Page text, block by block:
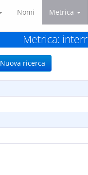
Nomi Metrica
Metrica:
Nuova ricerca